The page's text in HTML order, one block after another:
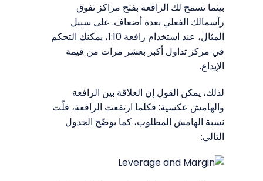
بينما تسمح لك الرافعة بفتح مراكز تفوق
رأسمالك الفعلي بعدة أضعاف. على سبيل
المثال، عند استخدام رافعة 1:10، يمكنك التحكم
في مركز تداول أكبر بعشر مرات من قيمة
الإيداع.
لذلك، يمكن القول إن العلاقة بين الرافعة
والهامش عكسية: فكلما ارتفعت الرافعة، قلّت
نسبة الهامش المطلوب، كما يوضّح الجدول
التالي: